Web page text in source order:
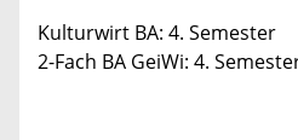
Kulturwirt BA: 4. Semester
2-Fach BA GeiWi: 4.